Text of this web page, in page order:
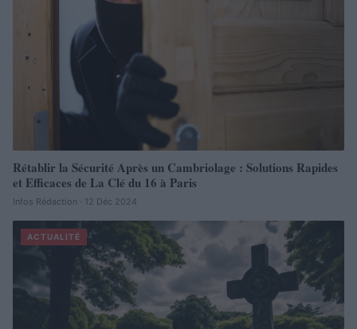
Rétablir la Sécurité Après un Cambriolage : Solutions Rapides
et Efficaces de La Clé du 16 à Paris
Infos Rédaction · 12 Déc 2024
ACTUALITÉ